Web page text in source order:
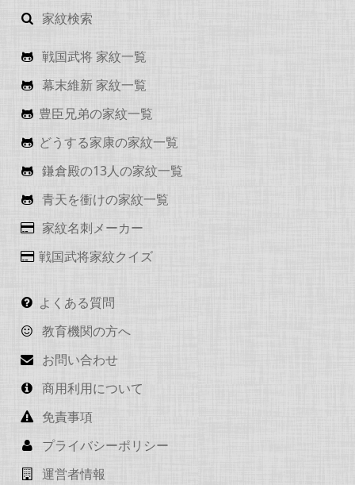
家紋検索
戦国武将 家紋一覧
幕末維新 家紋一覧
豊臣兄弟の家紋一覧
どうする家康の家紋一覧
鎌倉殿の13人の家紋一覧
青天を衝けの家紋一覧
家紋名刺メーカー
戦国武将家紋クイズ
よくある質問
教育機関の方へ
お問い合わせ
商用利用について
免責事項
プライバシーポリシー
運営者情報